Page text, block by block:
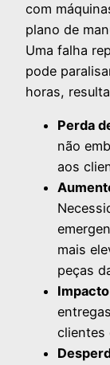
com
plano de
Uma falha
pode
horas,
Perda
não
aos
mais
peças
clientes